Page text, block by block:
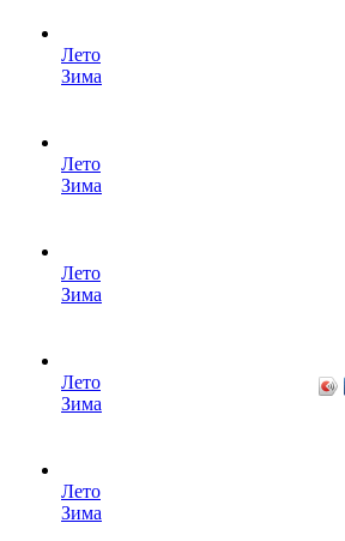
Лето
Зима
Лето
Зима
Лето
Зима
Лето
Зима
Лето
Зима